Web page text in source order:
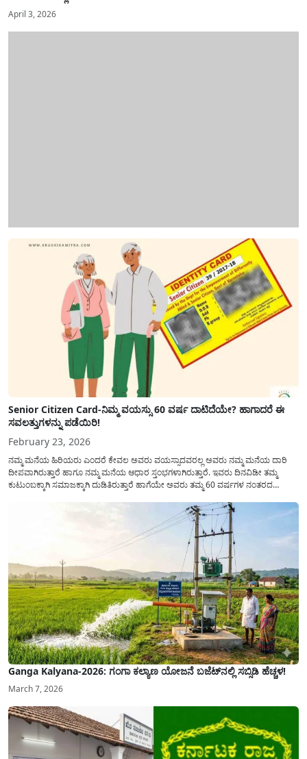
April 3, 2026
Senior Citizen Card-ನಿಮ್ಮ ವಯಸ್ಸು 60 ವರ್ಷ ದಾಟಿದೆಯೇ? ಹಾಗಾದರೆ ಈ
ಸವಲತ್ತುಗಳನ್ನು ಪಡೆಯಿರಿ!
February 23, 2026
ನಮ್ಮ ಮನೆಯ ಹಿರಿಯರು ಎಂದರೆ ಕೇವಲ ಅವರು ವಯಸ್ಸಾದವರಲ್ಲ ಅವರು ನಮ್ಮ ಮನೆಯ ದಾರಿ
ದೀಪವಾಗಿರುತ್ತಾರೆ ಹಾಗೂ ನಮ್ಮ ಮನೆಯ ಆಧಾರ ಸ್ತಂಭಗಳಾಗಿರುತ್ತಾರೆ. ಇವರು ದಿನವಿಡೀ ತಮ್ಮ
ಕುಟುಂಬಕ್ಕಾಗಿ ಸಮಾಜಕ್ಕಾಗಿ ದುಡಿತಿರುತ್ತಾರೆ ಹಾಗೆಯೇ ಅವರು ತಮ್ಮ 60 ವರ್ಷಗಳ ನಂತರದ
Ganga Kalyana-2026: ಗಂಗಾ ಕಲ್ಯಾಣ ಯೋಜನೆ ಬಜೆಟ್‌ನಲ್ಲಿ ಸಬ್ಸಿಡಿ ಹೆಚ್ಚಳ!
March 7, 2026